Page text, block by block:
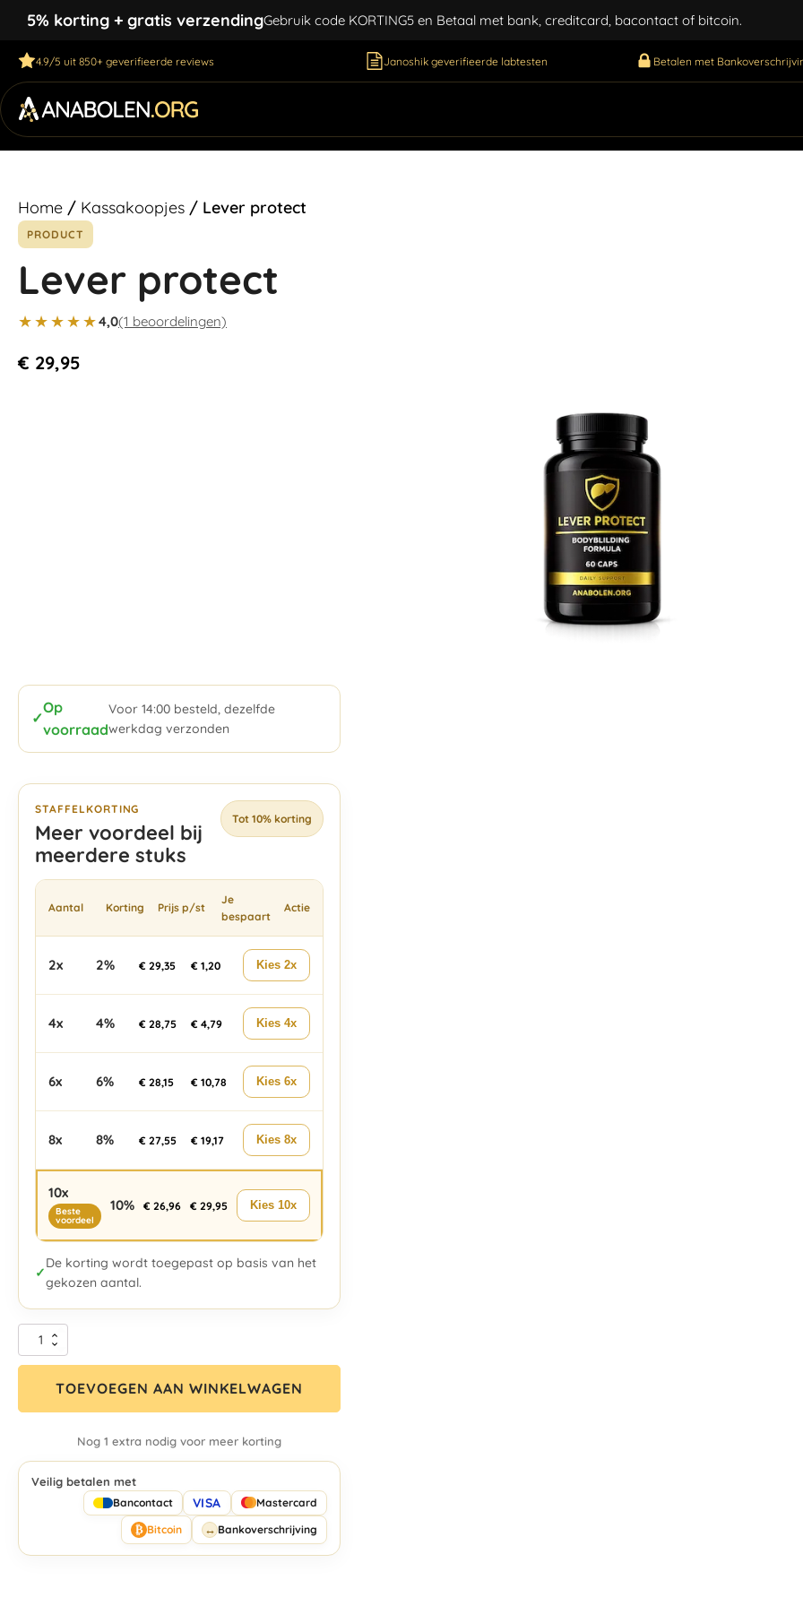
5% korting + gratis verzendingGebruik code KORTING5 en Betaal met bank, creditcard, bacontact of bitcoin.
4.9/5 uit 850+ geverifieerde reviews Janoshik geverifieerde labtesten Betalen met
Home / Kassakoopjes / Lever protect
PRODUCT
Lever protect
★★★★★4,0(1 beoordelingen)
€ 29,95
✓
Op
voorraad
Voor 14:00 besteld, dezelfde
werkdag verzonden
STAFFELKORTING
Meer voordeel bij
meerdere stuks
Tot 10% korting
Aantal Korting Prijs p/st
Je
bespaart
Actie
2x 2% € 29,35 € 1,20 Kies 2x
4x 4% € 28,75 € 4,79 Kies 4x
6x 6% € 28,15 € 10,78 Kies 6x
8x 8% € 27,55 € 19,17 Kies 8x
10x
Beste
voordeel
10% € 26,96 € 29,95 Kies 10x
✓
De korting wordt toegepast op basis van het
gekozen aantal.
TOEVOEGEN AAN WINKELWAGEN
Nog 1 extra nodig voor meer korting
Veilig betalen met
Bancontact VISA Mastercard
₿ Bitcoin ↔ Bankoverschrijving